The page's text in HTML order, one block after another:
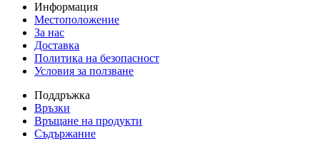
Информация
Местоположение
За нас
Доставка
Политика на безопасност
Условия за ползване
Поддръжка
Връзки
Връщане на продукти
Съдържание